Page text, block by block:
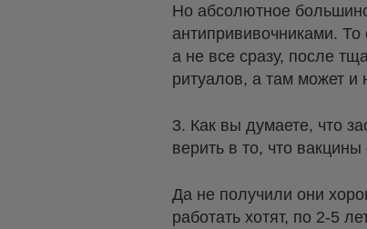
Но абсолютное
антипрививочниками.
а не все сразу, после
ритуалов, а там может и
3. Как вы думаете, что
верить в то, что
Да не получили они
работать хотят, по 2-5